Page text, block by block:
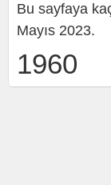
Bu sayfaya
Mayıs 2023.
1960